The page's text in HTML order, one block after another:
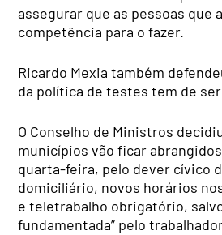
assegurar que as pessoas que
competência para o fazer.
Ricardo Mexia também
da política de testes tem de ser
O Conselho de Ministros
municípios vão ficar
quarta-feira, pelo dever cívico
domiciliário, novos horários
e teletrabalho obrigatório,
fundamentada” pelo